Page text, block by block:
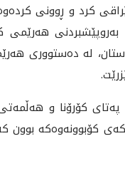
كرد و ڕوونى
هه‌رێمى
له‌ ده‌ستوورى
كۆرۆنا و هه‌ڵمه‌تى
كۆبوونه‌وه‌كه‌ بوون